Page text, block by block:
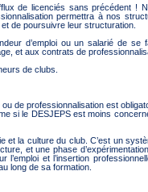
de licenciés sans précédent !
permettra à nos
de poursuivre leur structuration.
d’emploi ou un salarié de se
et aux contrats de
de clubs.
de professionnalisation est
si le DESJEPS est moins
et la culture du club. C’est un
et une phase
et l’insertion
long de sa formation.